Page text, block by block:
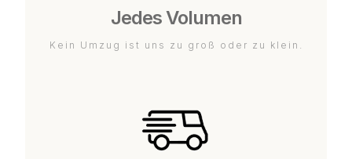
Jedes Volumen
Kein Umzug ist uns zu groß oder zu klein.